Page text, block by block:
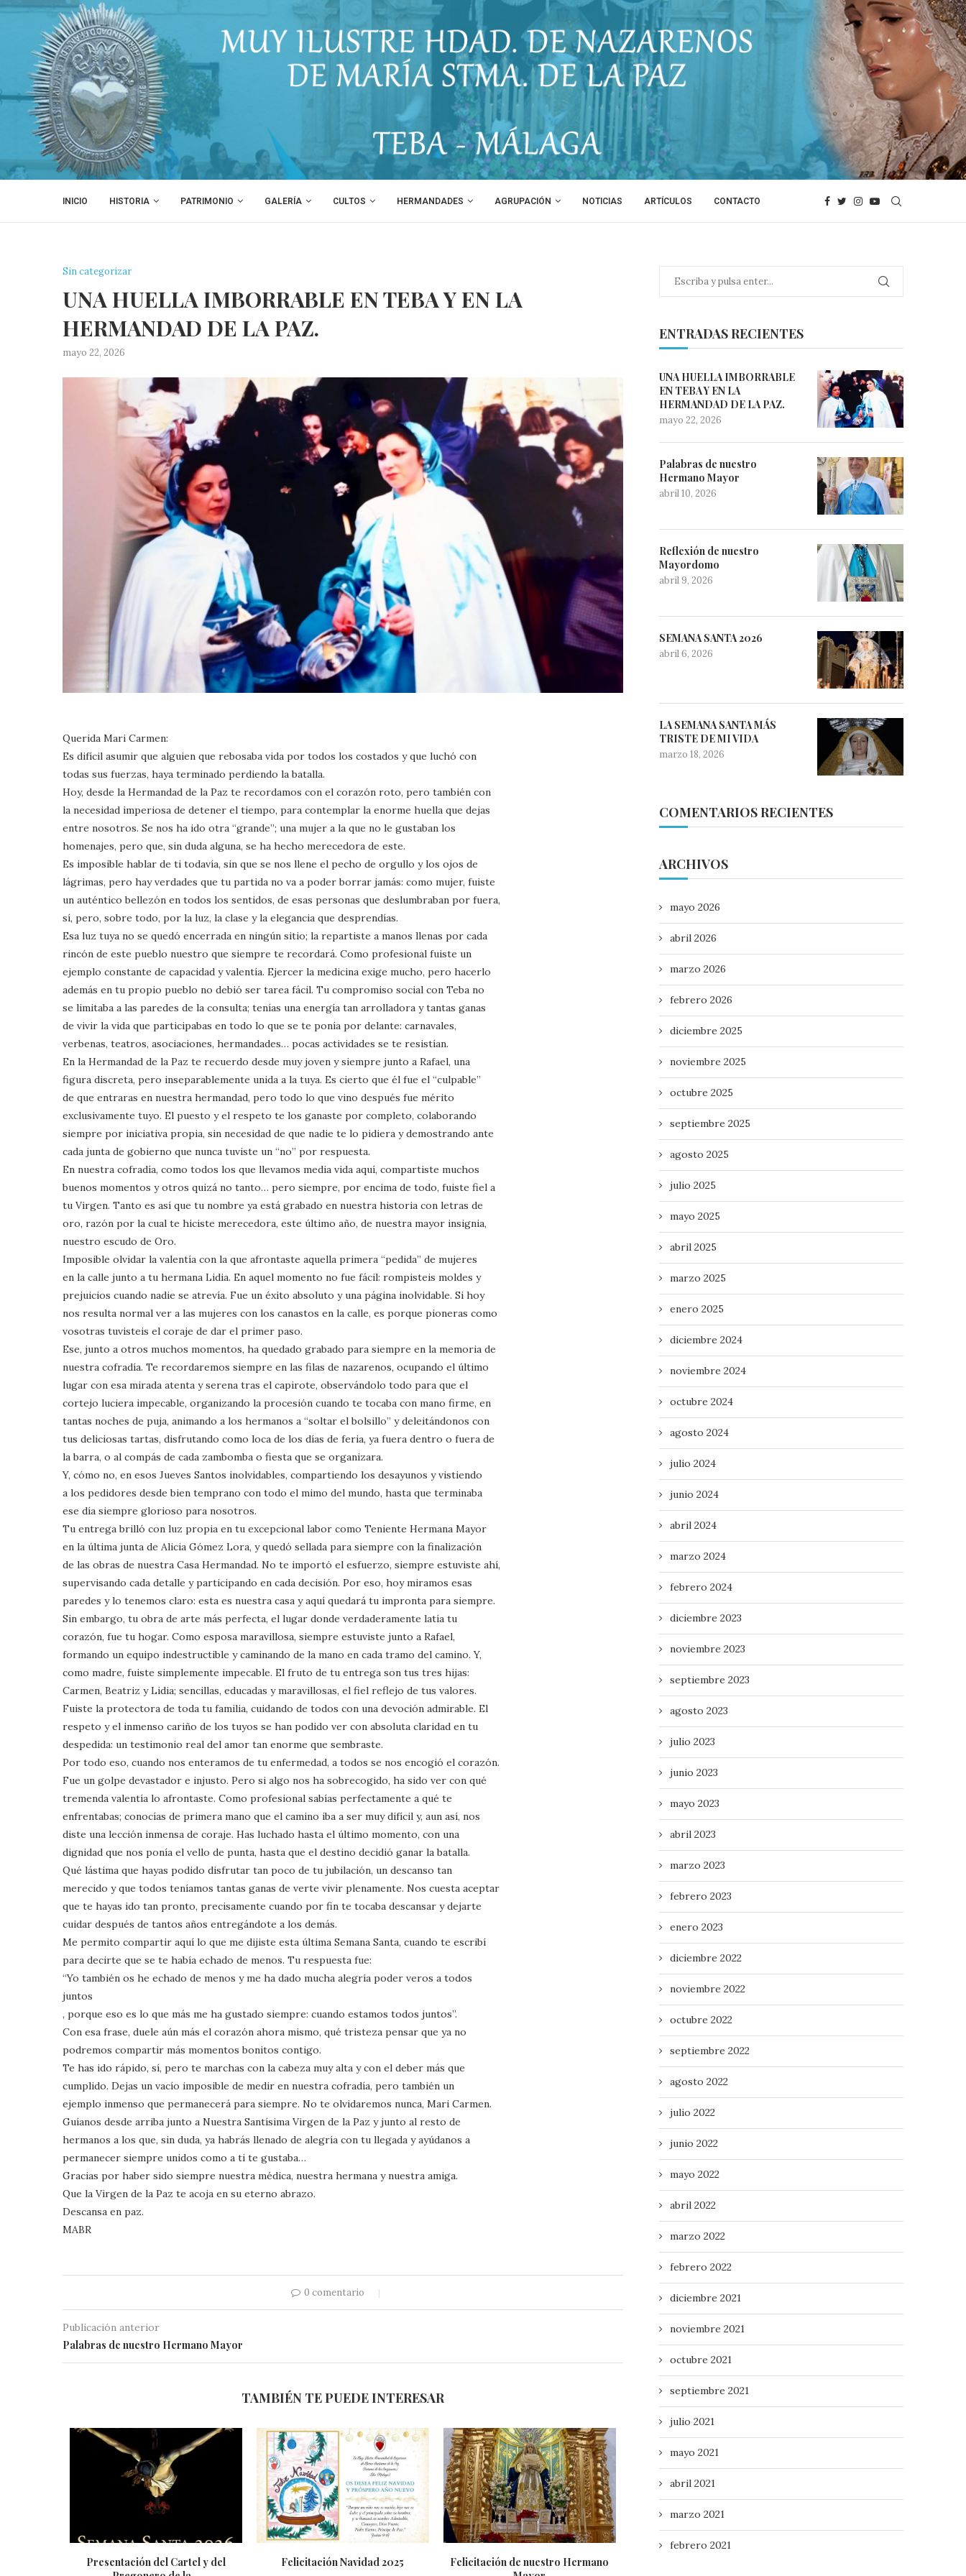
INICIO HISTORIA PATRIMONIO GALERÍA CULTOS HERMANDADES AGRUPACIÓN NOTICIAS ARTÍCULOS CONTACTO
Sin categorizar
UNA HUELLA IMBORRABLE EN TEBA Y EN LA
HERMANDAD DE LA PAZ.
mayo 22, 2026
Querida Mari Carmen:
Es difícil asumir que alguien que rebosaba vida por todos los costados y que luchó con
todas sus fuerzas, haya terminado perdiendo la batalla.
Hoy, desde la Hermandad de la Paz te recordamos con el corazón roto, pero también con
la necesidad imperiosa de detener el tiempo, para contemplar la enorme huella que dejas
entre nosotros. Se nos ha ido otra “grande”; una mujer a la que no le gustaban los
homenajes, pero que, sin duda alguna, se ha hecho merecedora de este.
Es imposible hablar de ti todavía, sin que se nos llene el pecho de orgullo y los ojos de
lágrimas, pero hay verdades que tu partida no va a poder borrar jamás: como mujer, fuiste
un auténtico bellezón en todos los sentidos, de esas personas que deslumbraban por fuera,
sí, pero, sobre todo, por la luz, la clase y la elegancia que desprendías.
Esa luz tuya no se quedó encerrada en ningún sitio; la repartiste a manos llenas por cada
rincón de este pueblo nuestro que siempre te recordará. Como profesional fuiste un
ejemplo constante de capacidad y valentía. Ejercer la medicina exige mucho, pero hacerlo
además en tu propio pueblo no debió ser tarea fácil. Tu compromiso social con Teba no
se limitaba a las paredes de la consulta; tenías una energía tan arrolladora y tantas ganas
de vivir la vida que participabas en todo lo que se te ponía por delante: carnavales,
verbenas, teatros, asociaciones, hermandades… pocas actividades se te resistían.
En la Hermandad de la Paz te recuerdo desde muy joven y siempre junto a Rafael, una
figura discreta, pero inseparablemente unida a la tuya. Es cierto que él fue el “culpable”
de que entraras en nuestra hermandad, pero todo lo que vino después fue mérito
exclusivamente tuyo. El puesto y el respeto te los ganaste por completo, colaborando
siempre por iniciativa propia, sin necesidad de que nadie te lo pidiera y demostrando ante
cada junta de gobierno que nunca tuviste un “no” por respuesta.
En nuestra cofradía, como todos los que llevamos media vida aquí, compartiste muchos
buenos momentos y otros quizá no tanto… pero siempre, por encima de todo, fuiste fiel a
tu Virgen. Tanto es así que tu nombre ya está grabado en nuestra historia con letras de
oro, razón por la cual te hiciste merecedora, este último año, de nuestra mayor insignia,
nuestro escudo de Oro.
Imposible olvidar la valentía con la que afrontaste aquella primera “pedida” de mujeres
en la calle junto a tu hermana Lidia. En aquel momento no fue fácil: rompisteis moldes y
prejuicios cuando nadie se atrevía. Fue un éxito absoluto y una página inolvidable. Si hoy
nos resulta normal ver a las mujeres con los canastos en la calle, es porque pioneras como
vosotras tuvisteis el coraje de dar el primer paso.
Ese, junto a otros muchos momentos, ha quedado grabado para siempre en la memoria de
nuestra cofradía. Te recordaremos siempre en las filas de nazarenos, ocupando el último
lugar con esa mirada atenta y serena tras el capirote, observándolo todo para que el
cortejo luciera impecable, organizando la procesión cuando te tocaba con mano firme, en
tantas noches de puja, animando a los hermanos a “soltar el bolsillo” y deleitándonos con
tus deliciosas tartas, disfrutando como loca de los días de feria, ya fuera dentro o fuera de
la barra, o al compás de cada zambomba o fiesta que se organizara.
Y, cómo no, en esos Jueves Santos inolvidables, compartiendo los desayunos y vistiendo
a los pedidores desde bien temprano con todo el mimo del mundo, hasta que terminaba
ese día siempre glorioso para nosotros.
Tu entrega brilló con luz propia en tu excepcional labor como Teniente Hermana Mayor
en la última junta de Alicia Gómez Lora, y quedó sellada para siempre con la finalización
de las obras de nuestra Casa Hermandad. No te importó el esfuerzo, siempre estuviste ahí,
supervisando cada detalle y participando en cada decisión. Por eso, hoy miramos esas
paredes y lo tenemos claro: esta es nuestra casa y aquí quedará tu impronta para siempre.
Sin embargo, tu obra de arte más perfecta, el lugar donde verdaderamente latía tu
corazón, fue tu hogar. Como esposa maravillosa, siempre estuviste junto a Rafael,
formando un equipo indestructible y caminando de la mano en cada tramo del camino. Y,
como madre, fuiste simplemente impecable. El fruto de tu entrega son tus tres hijas:
Carmen, Beatriz y Lidia; sencillas, educadas y maravillosas, el fiel reflejo de tus valores.
Fuiste la protectora de toda tu familia, cuidando de todos con una devoción admirable. El
respeto y el inmenso cariño de los tuyos se han podido ver con absoluta claridad en tu
despedida: un testimonio real del amor tan enorme que sembraste.
Por todo eso, cuando nos enteramos de tu enfermedad, a todos se nos encogió el corazón.
Fue un golpe devastador e injusto. Pero si algo nos ha sobrecogido, ha sido ver con qué
tremenda valentía lo afrontaste. Como profesional sabías perfectamente a qué te
enfrentabas; conocías de primera mano que el camino iba a ser muy difícil y, aun así, nos
diste una lección inmensa de coraje. Has luchado hasta el último momento, con una
dignidad que nos ponía el vello de punta, hasta que el destino decidió ganar la batalla.
Qué lástima que hayas podido disfrutar tan poco de tu jubilación, un descanso tan
merecido y que todos teníamos tantas ganas de verte vivir plenamente. Nos cuesta aceptar
que te hayas ido tan pronto, precisamente cuando por fin te tocaba descansar y dejarte
cuidar después de tantos años entregándote a los demás.
Me permito compartir aquí lo que me dijiste esta última Semana Santa, cuando te escribí
para decirte que se te había echado de menos. Tu respuesta fue:
“Yo también os he echado de menos y me ha dado mucha alegría poder veros a todos
juntos
, porque eso es lo que más me ha gustado siempre: cuando estamos todos juntos”.
Con esa frase, duele aún más el corazón ahora mismo, qué tristeza pensar que ya no
podremos compartir más momentos bonitos contigo.
Te has ido rápido, sí, pero te marchas con la cabeza muy alta y con el deber más que
cumplido. Dejas un vacío imposible de medir en nuestra cofradía, pero también un
ejemplo inmenso que permanecerá para siempre. No te olvidaremos nunca, Mari Carmen.
Guíanos desde arriba junto a Nuestra Santísima Virgen de la Paz y junto al resto de
hermanos a los que, sin duda, ya habrás llenado de alegría con tu llegada y ayúdanos a
permanecer siempre unidos como a ti te gustaba…
Gracias por haber sido siempre nuestra médica, nuestra hermana y nuestra amiga.
Que la Virgen de la Paz te acoja en su eterno abrazo.
Descansa en paz.
MABR
0 comentario
Publicación anterior
Palabras de nuestro Hermano Mayor
TAMBIÉN TE PUEDE INTERESAR
Presentación del Cartel y del
Felicitación Navidad 2025
Felicitación de nuestro Hermano
ENTRADAS RECIENTES
UNA HUELLA IMBORRABLE
EN TEBA Y EN LA
HERMANDAD DE LA PAZ.
mayo 22, 2026
Palabras de nuestro
Hermano Mayor
abril 10, 2026
Reflexión de nuestro
Mayordomo
abril 9, 2026
SEMANA SANTA 2026
abril 6, 2026
LA SEMANA SANTA MÁS
TRISTE DE MI VIDA
marzo 18, 2026
COMENTARIOS RECIENTES
ARCHIVOS
mayo 2026
abril 2026
marzo 2026
febrero 2026
diciembre 2025
noviembre 2025
octubre 2025
septiembre 2025
agosto 2025
julio 2025
mayo 2025
abril 2025
marzo 2025
enero 2025
diciembre 2024
noviembre 2024
octubre 2024
agosto 2024
julio 2024
junio 2024
abril 2024
marzo 2024
febrero 2024
diciembre 2023
noviembre 2023
septiembre 2023
agosto 2023
julio 2023
junio 2023
mayo 2023
abril 2023
marzo 2023
febrero 2023
enero 2023
diciembre 2022
noviembre 2022
octubre 2022
septiembre 2022
agosto 2022
julio 2022
junio 2022
mayo 2022
abril 2022
marzo 2022
febrero 2022
diciembre 2021
noviembre 2021
octubre 2021
septiembre 2021
julio 2021
mayo 2021
abril 2021
marzo 2021
febrero 2021